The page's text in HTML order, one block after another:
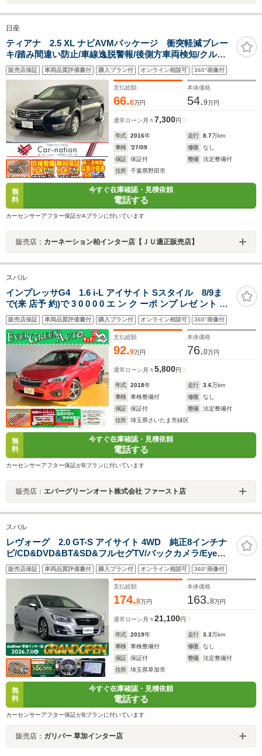
日産
ティアナ 2.5 XL ナビAVMパッケージ 衝突軽減ブレー
キ/踏み間違い防止/車線逸脱警報/後側方車両検知/クルー
ズコントロール/HIDヘッドランプ/前席パワーシート/助手
席パワーオットマン/アラウンドビュー/純正コネクトナビ/
ビルトインETC
販売店保証 車両品質評価書付 購入プラン付 オンライン相談可 360°画像付
支払総額
66.6万円
本体価格
54.9万円
通常ローン 月々7,300円
年式 2016年 走行 8.7万km
車検
'27/09 修復
なし
保証
保証付 整備
法定整備付
住所
千葉県野田市
無
料
今すぐ在庫確認・見積依頼
電話する
カーセンサーアフター保証がAプランに付いています
販売店： カーネーション柏インター店【ＪＵ適正販売店】
スバル
インプレッサG4 1.6 i-L アイサイト Sスタイル 8/9ま
で(来 店予 約)で 3 0 0 0 0 エ ン ク ーポ ンプ レゼ ント 禁
煙車 アイサイトVer3 純正SDナビ プッシュスタート サイ
ド/バックカメラ ブラインドスポットモニター パドルシフ
ト 電動パーキング
販売店保証 車両品質評価書付 購入プラン付 オンライン相談可 360°画像付
支払総額
92.9万円
本体価格
76.0万円
通常ローン 月々5,800円
年式 2018年 走行 3.6万km
車検
車検整備付 修復
なし
保証
保証付 整備
法定整備付
住所
埼玉県さいたま市緑区
無
料
今すぐ在庫確認・見積依頼
電話する
カーセンサーアフター保証がBプランに付いています
販売店： エバーグリーンオート株式会社 ファースト店
スバル
レヴォーグ 2.0 GT-S アイサイト 4WD 純正8インチナ
ビ/CD&DVD&BT&SD&フルセグTV/バックカメラ/Eye
Sight/プリクラッシュブレーキ/ツーリングアシスト/全車
速追従機能付クルーズコントロール/アクティブレーンキ
販売店保証 車両品質評価書付 購入プラン付 オンライン相談可 360°画像付
支払総額
174.8万円
本体価格
163.8万円
通常ローン 月々21,100円
年式 2019年 走行 3.3万km
車検
車検整備付 修復
なし
保証
保証付 整備
法定整備付
住所
埼玉県草加市
無
料
今すぐ在庫確認・見積依頼
電話する
カーセンサーアフター保証がBプランに付いています
販売店： ガリバー 草加インター店